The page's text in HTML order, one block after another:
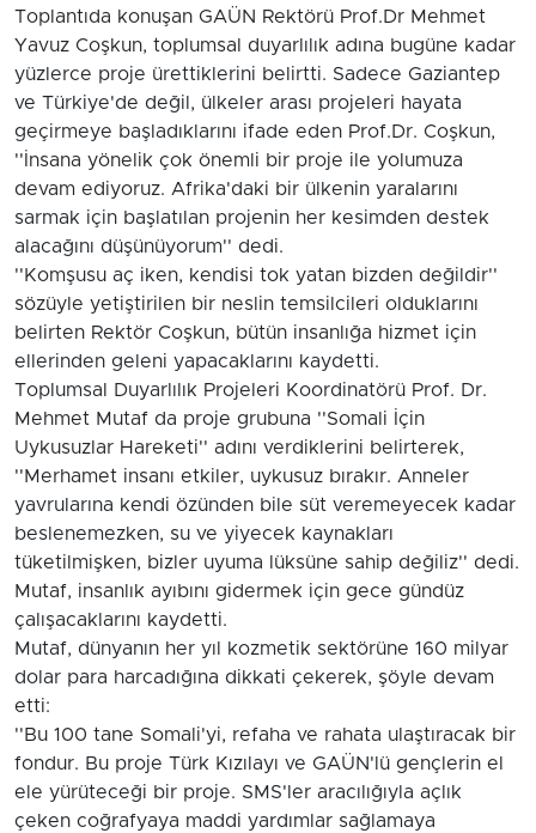
Toplantıda konuşan GAÜN Rektörü Prof.Dr Mehmet
Yavuz Coşkun, toplumsal duyarlılık adına bugüne kadar
yüzlerce proje ürettiklerini belirtti. Sadece Gaziantep
ve Türkiye'de değil, ülkeler arası projeleri hayata
geçirmeye başladıklarını ifade eden Prof.Dr. Coşkun,
''İnsana yönelik çok önemli bir proje ile yolumuza
devam ediyoruz. Afrika'daki bir ülkenin yaralarını
sarmak için başlatılan projenin her kesimden destek
alacağını düşünüyorum'' dedi.
''Komşusu aç iken, kendisi tok yatan bizden değildir''
sözüyle yetiştirilen bir neslin temsilcileri olduklarını
belirten Rektör Coşkun, bütün insanlığa hizmet için
ellerinden geleni yapacaklarını kaydetti.
Toplumsal Duyarlılık Projeleri Koordinatörü Prof. Dr.
Mehmet Mutaf da proje grubuna ''Somali İçin
Uykusuzlar Hareketi'' adını verdiklerini belirterek,
''Merhamet insanı etkiler, uykusuz bırakır. Anneler
yavrularına kendi özünden bile süt veremeyecek kadar
beslenemezken, su ve yiyecek kaynakları
tüketilmişken, bizler uyuma lüksüne sahip değiliz'' dedi.
Mutaf, insanlık ayıbını gidermek için gece gündüz
çalışacaklarını kaydetti.
Mutaf, dünyanın her yıl kozmetik sektörüne 160 milyar
dolar para harcadığına dikkati çekerek, şöyle devam
etti:
''Bu 100 tane Somali'yi, refaha ve rahata ulaştıracak bir
fondur. Bu proje Türk Kızılayı ve GAÜN'lü gençlerin el
ele yürüteceği bir proje. SMS'ler aracılığıyla açlık
çeken coğrafyaya maddi yardımlar sağlamaya